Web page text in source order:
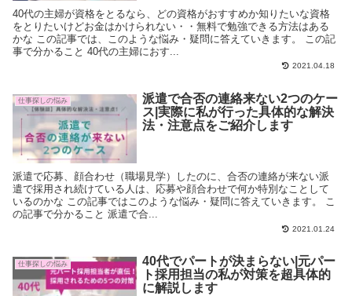
40代の主婦が資格をとるなら、どの資格がおすすめか知りたいな資格
をとりたいけどお金はかけられない・・無料で勉強できる方法はある
かな この記事では、このような悩み・疑問に答えていきます。 この記
事で分かること 40代の主婦におす...
2021.04.18
仕事探しの悩み
派遣で合否の連絡来ない2つのケー
ス|実際に私が行った具体的な解決
法・注意点をご紹介します
派遣で応募、顔合わせ（職場見学）したのに、合否の連絡が来ない派
遣で採用され続けている人は、応募や顔合わせで何か特別なことして
いるのかな この記事ではこのような悩み・疑問に答えていきます。 こ
の記事で分かること 派遣で合...
2021.01.24
仕事探しの悩み
40代でパートが決まらない|元パー
ト採用担当の私が対策を超具体的
に解説します